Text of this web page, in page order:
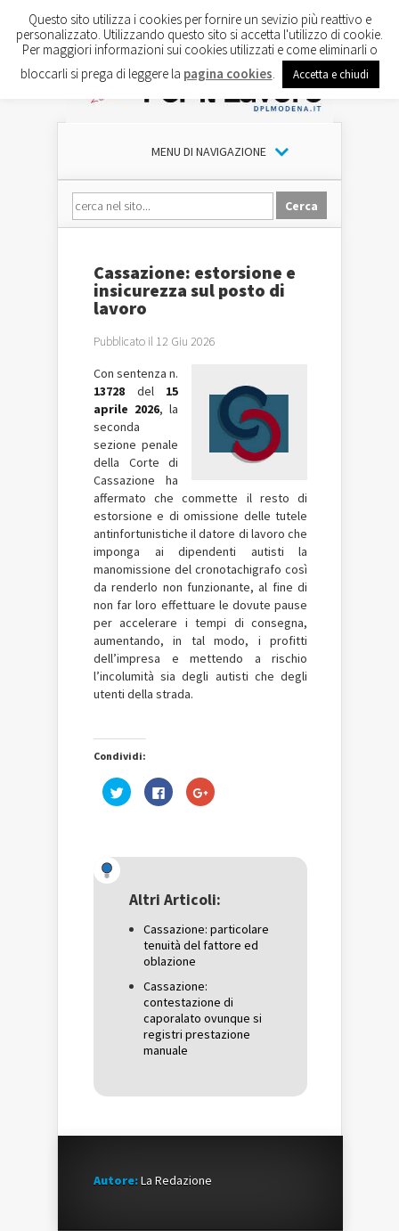
MENU DI NAVIGAZIONE
Cassazione: estorsione e
insicurezza sul posto di
lavoro
Pubblicato il 12 Giu 2026
Con sentenza n.
13728 del 15
aprile 2026, la
seconda
sezione penale
della Corte di
Cassazione ha
affermato che commette il resto di
estorsione e di omissione delle tutele
antinfortunistiche il datore di lavoro che
imponga ai dipendenti autisti la
manomissione del cronotachigrafo così
da renderlo non funzionante, al fine di
non far loro effettuare le dovute pause
per accelerare i tempi di consegna,
aumentando, in tal modo, i profitti
dell’impresa e mettendo a rischio
l’incolumità sia degli autisti che degli
utenti della strada.
Condividi:
Fai
clic
una
nuova
Fai
clic
nuova
finestra)
Fai
clic
una
nuova
Altri Articoli:
Cassazione: particolare
tenuità del fattore ed
oblazione
Cassazione:
contestazione di
caporalato ovunque si
registri prestazione
manuale
Autore:La Redazione
Questo sito utilizza i cookies per fornire un sevizio più reattivo e
personalizzato. Utilizzando questo sito si accetta l'utilizzo di cookie.
Per maggiori informazioni sui cookies utilizzati e come eliminarli o
bloccarli si prega di leggere la pagina cookies Accetta e chiudi